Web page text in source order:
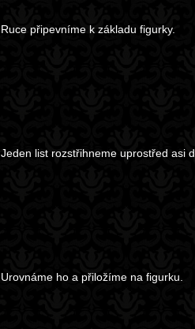
Ruce připevníme k základu figurky.
Jeden list rozstřihneme uprostřed asi
Urovnáme ho a přiložíme na figurku.